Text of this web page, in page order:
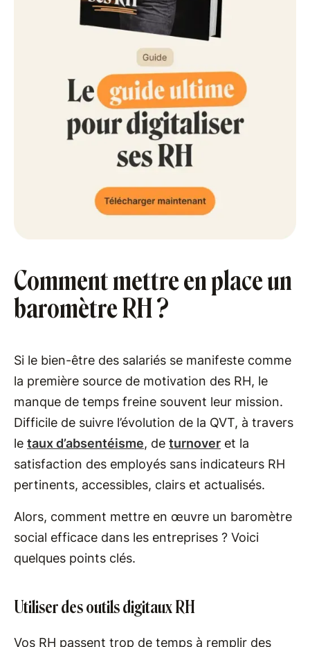
Comment mettre en place un
baromètre RH ?
Si le bien-être des salariés se manifeste comme
la première source de motivation des RH, le
manque de temps freine souvent leur mission.
Difficile de suivre l’évolution de la QVT, à travers
le taux d’absentéisme, de turnover et la
satisfaction des employés sans indicateurs RH
pertinents, accessibles, clairs et actualisés.
Alors, comment mettre en œuvre un baromètre
social efficace dans les entreprises ? Voici
quelques points clés.
Utiliser des outils digitaux RH
Vos RH passent trop de temps à remplir des